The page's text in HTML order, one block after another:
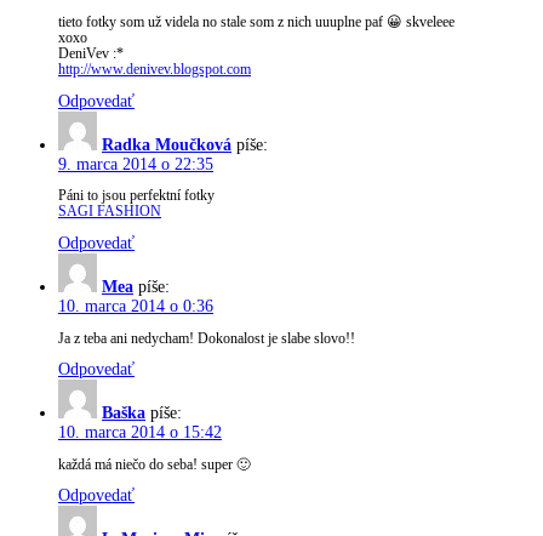
tieto fotky som už videla no stale som z nich uuuplne paf 😀 skveleee
xoxo
DeniVev :*
http://www.denivev.blogspot.com
Odpovedať
Radka Moučková píše:
9. marca 2014 o 22:35
Páni to jsou perfektní fotky
SAGI FASHION
Odpovedať
Mea píše:
10. marca 2014 o 0:36
Ja z teba ani nedycham! Dokonalost je slabe slovo!!
Odpovedať
Baška píše:
10. marca 2014 o 15:42
každá má niečo do seba! super 🙂
Odpovedať